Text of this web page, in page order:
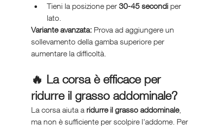
Tieni la posizione per 30-45 secondi per
lato.
Variante avanzata: Prova ad aggiungere un
sollevamento della gamba superiore per
aumentare la difficoltà.
🔥 La corsa è efficace per
ridurre il grasso addominale?
La corsa aiuta a ridurre il grasso addominale,
ma non è sufficiente per scolpire l’addome. Per